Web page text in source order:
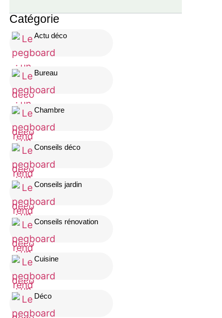
Catégorie
Actu déco
Bureau
Chambre
Conseils déco
Conseils jardin
Conseils rénovation
Cuisine
Déco